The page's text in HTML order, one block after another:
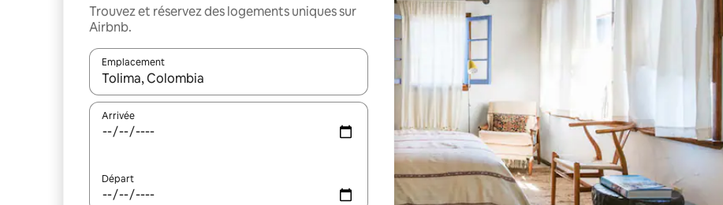
Trouvez et réservez des logements uniques sur
Airbnb.
Emplacement
Quand les résultats sont affichés, parcourez-les en utilisant les flèches vers le haut et vers le bas, ou en appuyant dessus et
Arrivée
Départ